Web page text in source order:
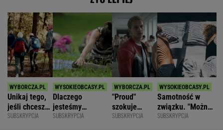
Unikaj tego,
jeśli chcesz
znacznie
SUBSKRYPCJA
Dlaczego
jesteśmy
permanentnie
SUBSKRYPCJA
"Proud"
szokuje
odważnymi
SUBSKRYPCJA
Samotność w
związku. "Można
być kochaną i
SUBSKRYPCJA